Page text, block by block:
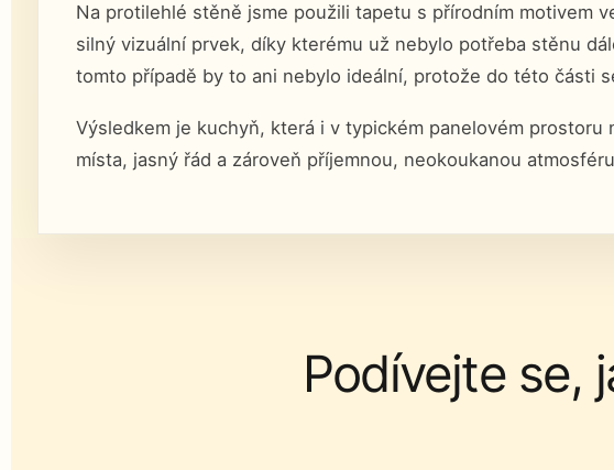
Na protilehlé stěně jsme použili tapetu s přírodním motivem
silný vizuální prvek, díky kterému už nebylo potřeba stěnu
tomto případě by to ani nebylo ideální, protože do této části
Výsledkem je kuchyň, která i v typickém panelovém prostoru
místa, jasný řád a zároveň příjemnou, neokoukanou
Podívejte se,